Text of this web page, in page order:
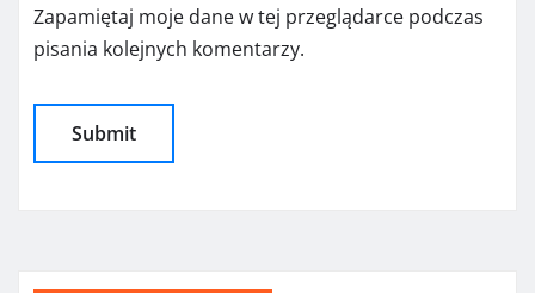
Zapamiętaj moje dane w tej przeglądarce podczas
pisania kolejnych komentarzy.